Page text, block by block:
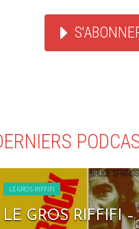
LE GROS RIFFIFI
LE GROS RIFFIFI